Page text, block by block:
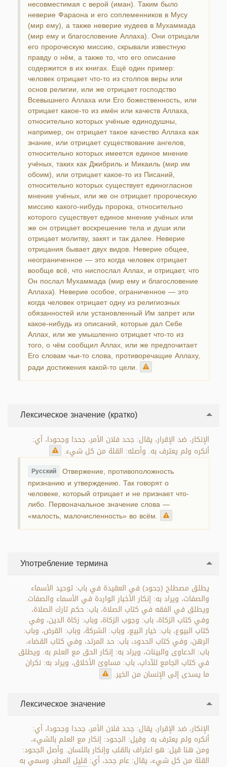
несовместимая с верой (иман). Таким было
неверие Фараона и его соплеменников в Мусу
(мир ему), а также неверие иудеев в Мухаммада
(мир ему и благословение Аллаха). Они отрицали
его пророческую миссию, скрывали известную
правду о нём, а также то, что его описание
содержится в их книгах. Ещё один пример:
человек отрицает что-то из столпов веры или
основ религии, или же отрицает господство
Всевышнего Аллаха или Его божественность, или
отрицает какое-то из имён или качеств Аллаха,
относительно которых учёные единодушны,
например, он отрицает такое качество Аллаха как
знание, или отрицает существование ангелов,
относительно которых имеется единое мнение
учёных, таких как Джибриль и Микаиль (мир им
обоим), или отрицает какое-то из Писаний,
относительно которых существует единогласное
мнение учёных, или же он отрицает пророческую
миссию какого-нибудь пророка, относительно
которого существует единое мнение учёных или
же он отрицает воскрешение тела и души или
отрицает молитву, закят и так далее. Неверие
отрицания бывает двух видов. Неверие общее,
неограниченное — это когда человек отрицает
вообще всё, что ниспослал Аллах, и отрицает, что
Он послал Мухаммада (мир ему и благословение
Аллаха). Неверие особое, ограниченное — это
когда человек отрицает одну из религиозных
обязанностей или установленный Им запрет или
какое-нибудь из описаний, которые дал Себе
Аллах, или же умышленно отрицает что-то из
того, о чём сообщил Аллах, или же предпочитает
Его словам чьи-то слова, противоречащие Аллаху,
ради достижения какой-то цели.
Лексическое значение (кратко)
الإنكار، ضد الإقرار، يقال: جحد فلان الأمر، جحدا وجحودا، أي:
أنكره ولم يعترف به. وأصله: القلة من كل شيء.
Русский Отвержение, противоположность
признанию и утверждению. Так говорят о
человеке, который отрицает и не признает что-
либо. Первоначальное значение слова —
«малость, малочисленность» во всём.
Употребление термина
يطلق مصطلح (جحود) في العقيدة في باب: توحيد الأسماء
والصفات، ويراد به: إنكار الأخبار الواردة في الأسماء والصفات.
ويطلق في الفقه في كتاب الصلاة، باب: حكم تارك الصلاة،
وفي كتاب الزكاة، باب: وجوب الزكاة، وباب: زكاة الدين، وفي
كتاب البيوع، باب: خيار البيع، وباب: الشركة، وباب: القرض، وباب:
الرهن، وفي كتاب الحدود، باب: حد المرتد، وفي كتاب القضاء،
باب: الدعاوى والبينات، ويراد به: إنكار الحق مع العلم به. ويطلق
في كتاب الجامع للآداب، باب: مساوئ الأخلاق، ويراد به: نكران
ما يسدى إلى الإنسان من الخير.
Лексическое значение
الإنكار، ضد الإقرار، يقال: جحد فلان الأمر، جحدا وجحودا، أي:
أنكره ولم يعترف به. وقيل: الجحود: إنكار مع العلم بالشيء،
ومن هنا قيل: هو اعتراف بالقلب وإنكار باللسان. وأصل الجحود:
القلة من كل شيء، يقال: عام جحد، أي: قليل المطر، وسمي به